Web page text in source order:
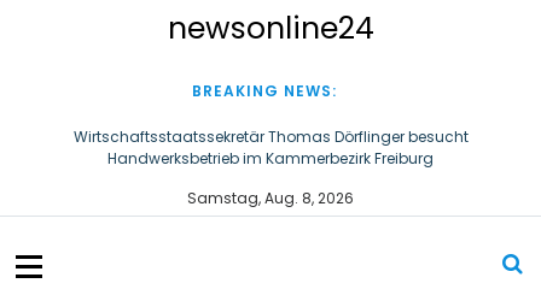
n
newsonline24
BREAKING NEWS:
Wirtschaftsstaatssekretär Thomas Dörflinger besucht
Handwerksbetrieb im Kammerbezirk Freiburg
Ultraschallzahnbürste für Hund und Katze – Tipps zur erfolgreichen
Eingewöhnung
Samstag, Aug. 8, 2026